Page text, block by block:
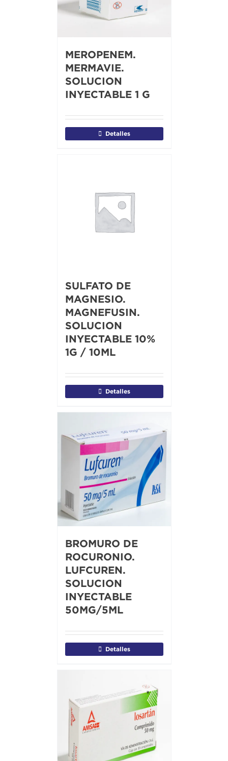
MEROPENEM.
MERMAVIE.
SOLUCION
INYECTABLE 1 G
Detalles
SULFATO DE
MAGNESIO.
MAGNEFUSIN.
SOLUCION
INYECTABLE 10%
1G / 10ML
Detalles
BROMURO DE
ROCURONIO.
LUFCUREN.
SOLUCION
INYECTABLE
50MG/5ML
Detalles